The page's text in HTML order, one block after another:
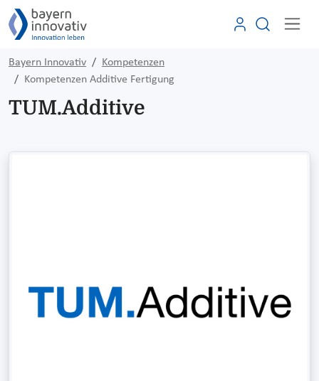
Bayern Innovativ
Kompetenzen
Kompetenzen Additive Fertigung
TUM.Additive